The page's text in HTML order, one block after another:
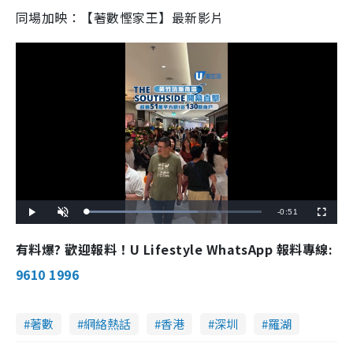
同場加映：【著數慳家王】最新影片
l
n
t
e
L
o
e
d
R
n
-0:51
u
s
c
有料爆? 歡迎報料！U Lifestyle WhatsApp 報料專線:
9610 1996
著數 網絡熱話 香港 深圳 羅湖